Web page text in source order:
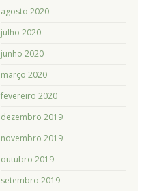
agosto 2020
julho 2020
junho 2020
março 2020
fevereiro 2020
dezembro 2019
novembro 2019
outubro 2019
setembro 2019